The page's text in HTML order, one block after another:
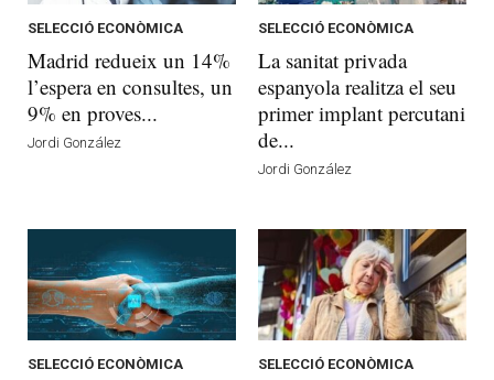
SELECCIÓ ECONÒMICA
Madrid redueix un 14%
l’espera en consultes, un
9% en proves...
Jordi González
SELECCIÓ ECONÒMICA
La sanitat privada
espanyola realitza el seu
primer implant percutani
de...
Jordi González
SELECCIÓ ECONÒMICA SELECCIÓ ECONÒMICA